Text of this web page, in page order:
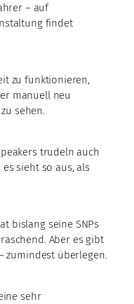
– auf
findet
zu funktionieren,
manuell neu
sehen.
trudeln auch
sieht so aus, als
bislang seine SNPs
Aber es gibt
zumindest überlegen.
sehr